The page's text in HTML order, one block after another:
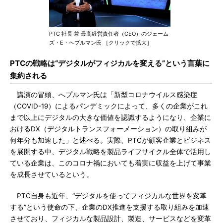
PTC 社長 兼 最高経営責任者（CEO）のジェーム
ズ・E・ヘプルマン氏 ［クリックで拡大］
PTCの戦略は“デジタルがフィジカルを変える”という言葉に
集約される
講演の冒頭、へプルマン氏は「新型コロナウイルス感染症
（COVID-19）によるパンデミックによって、多くの企業がこれ
まで以上にデジタルの大きな価値を認識するようになり、企業に
おけるDX（デジタルトランスフォーメーション）の取り組みが
何年分も加速した」と述べる。実際、PTCが顧客企業とビジネス
を展開する中、デジタル戦略を製品ライフサイクル全体で活用し
ている企業は、このコロナ禍においても着実に収益を上げて事業
を成長させているという。
PTC自身も近年、“デジタルを使ってフィジカルな世界を変革
する”という使命の下、企業のDX推進を支援する取り組みを加速
させており、フィジカルな製品設計、製造、サービスなどを変革